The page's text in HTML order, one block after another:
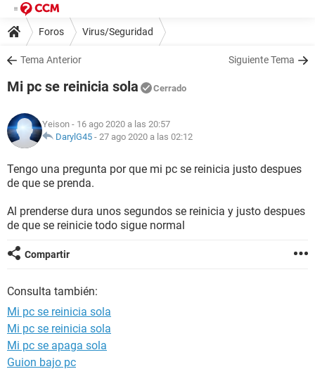
Foros Virus/Seguridad
Tema Anterior Siguiente Tema
Mi pc se reinicia sola Cerrado
Yeison - 16 ago 2020 a las 20:57
DarylG45 - 27 ago 2020 a las 02:12
Tengo una pregunta por que mi pc se reinicia justo despues
de que se prenda.
Al prenderse dura unos segundos se reinicia y justo despues
de que se reinicie todo sigue normal
Compartir
Consulta también:
Mi pc se reinicia sola
Mi pc se reinicia sola
Mi pc se apaga sola
Guion bajo pc